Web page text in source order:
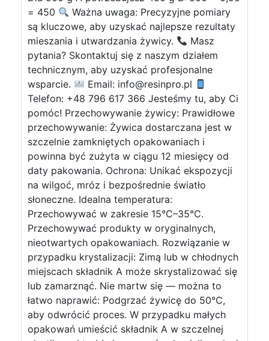
= 450
Ważna uwaga: Precyzyjne pomiary
są kluczowe, aby uzyskać najlepsze rezultaty
mieszania i utwardzania żywicy.
Masz
pytania? Skontaktuj się z naszym działem
technicznym, aby uzyskać profesjonalne
wsparcie.
Email: info@resinpro.pl
Telefon: +48 796 617 366 Jesteśmy tu, aby Ci
pomóc! Przechowywanie żywicy: Prawidłowe
przechowywanie: Żywica dostarczana jest w
szczelnie zamkniętych opakowaniach i
powinna być zużyta w ciągu 12 miesięcy od
daty pakowania. Ochrona: Unikać ekspozycji
na wilgoć, mróz i bezpośrednie światło
słoneczne. Idealna temperatura:
Przechowywać w zakresie 15°C–35°C.
Przechowywać produkty w oryginalnych,
nieotwartych opakowaniach. Rozwiązanie w
przypadku krystalizacji: Zimą lub w chłodnych
miejscach składnik A może skrystalizować się
lub zamarznąć. Nie martw się — można to
łatwo naprawić: Podgrzać żywicę do 50°C,
aby odwrócić proces. W przypadku małych
opakowań umieścić składnik A w szczelnej